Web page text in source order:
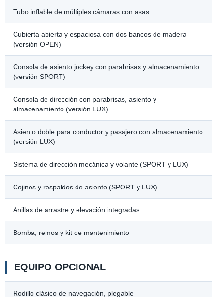
Tubo inflable de múltiples cámaras con asas
Cubierta abierta y espaciosa con dos bancos de madera
(versión OPEN)
Consola de asiento jockey con parabrisas y almacenamiento
(versión SPORT)
Consola de dirección con parabrisas, asiento y
almacenamiento (versión LUX)
Asiento doble para conductor y pasajero con almacenamiento
(versión LUX)
Sistema de dirección mecánica y volante (SPORT y LUX)
Cojines y respaldos de asiento (SPORT y LUX)
Anillas de arrastre y elevación integradas
Bomba, remos y kit de mantenimiento
EQUIPO OPCIONAL
Rodillo clásico de navegación, plegable